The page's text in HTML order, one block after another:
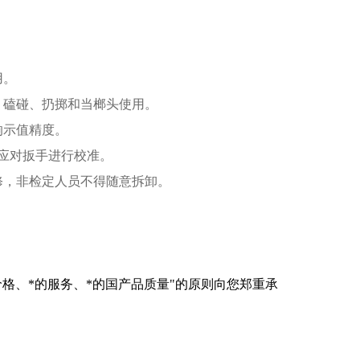
碰、扔掷和当榔头使用。
值精度。
对扳手进行校准。
非检定人员不得随意拆卸。
、*的服务、*的国产品质量"的原则向您郑重承